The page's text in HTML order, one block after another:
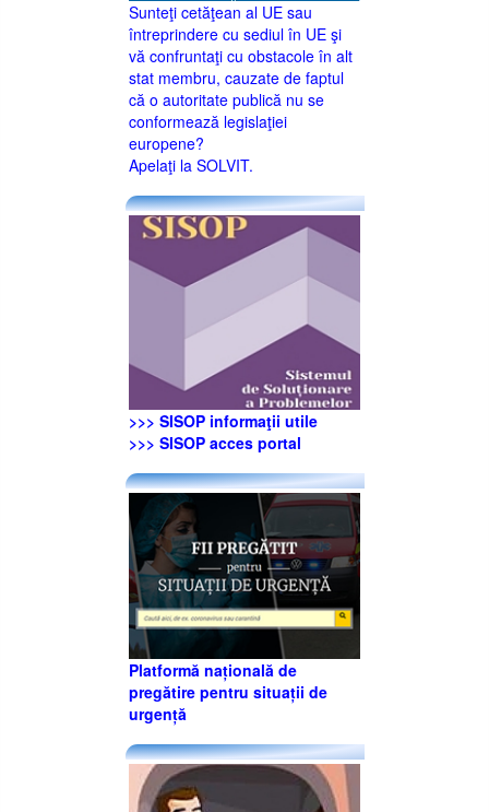
Sunteţi cetăţean al UE sau
întreprindere cu sediul în UE şi
vă confruntaţi cu obstacole în alt
stat membru, cauzate de faptul
că o autoritate publică nu se
conformează legislaţiei
europene?
Apelaţi la SOLVIT.
>>> SISOP informaţii utile
>>> SISOP acces portal
Platformă națională de
pregătire pentru situații de
urgență